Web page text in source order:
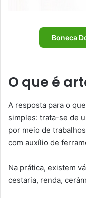
Boneca
O que é
A resposta para o
simples: trata-se de
por meio de
com auxílio de
Na prática, existem
cestaria, renda,